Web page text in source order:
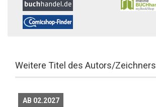
Weitere Titel des Autors/Zeichners
AB 02.2027